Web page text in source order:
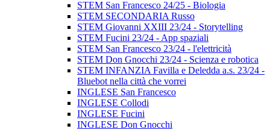
STEM San Francesco 24/25 - Biologia
STEM SECONDARIA Russo
STEM Giovanni XXIII 23/24 - Storytelling
STEM Fucini 23/24 - App spaziali
STEM San Francesco 23/24 - l'elettricità
STEM Don Gnocchi 23/24 - Scienza e robotica
STEM INFANZIA Favilla e Deledda a.s. 23/24 -
Bluebot nella città che vorrei
INGLESE San Francesco
INGLESE Collodi
INGLESE Fucini
INGLESE Don Gnocchi